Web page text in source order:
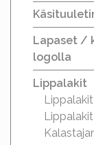
Lapaset /
logolla
Lippalakit